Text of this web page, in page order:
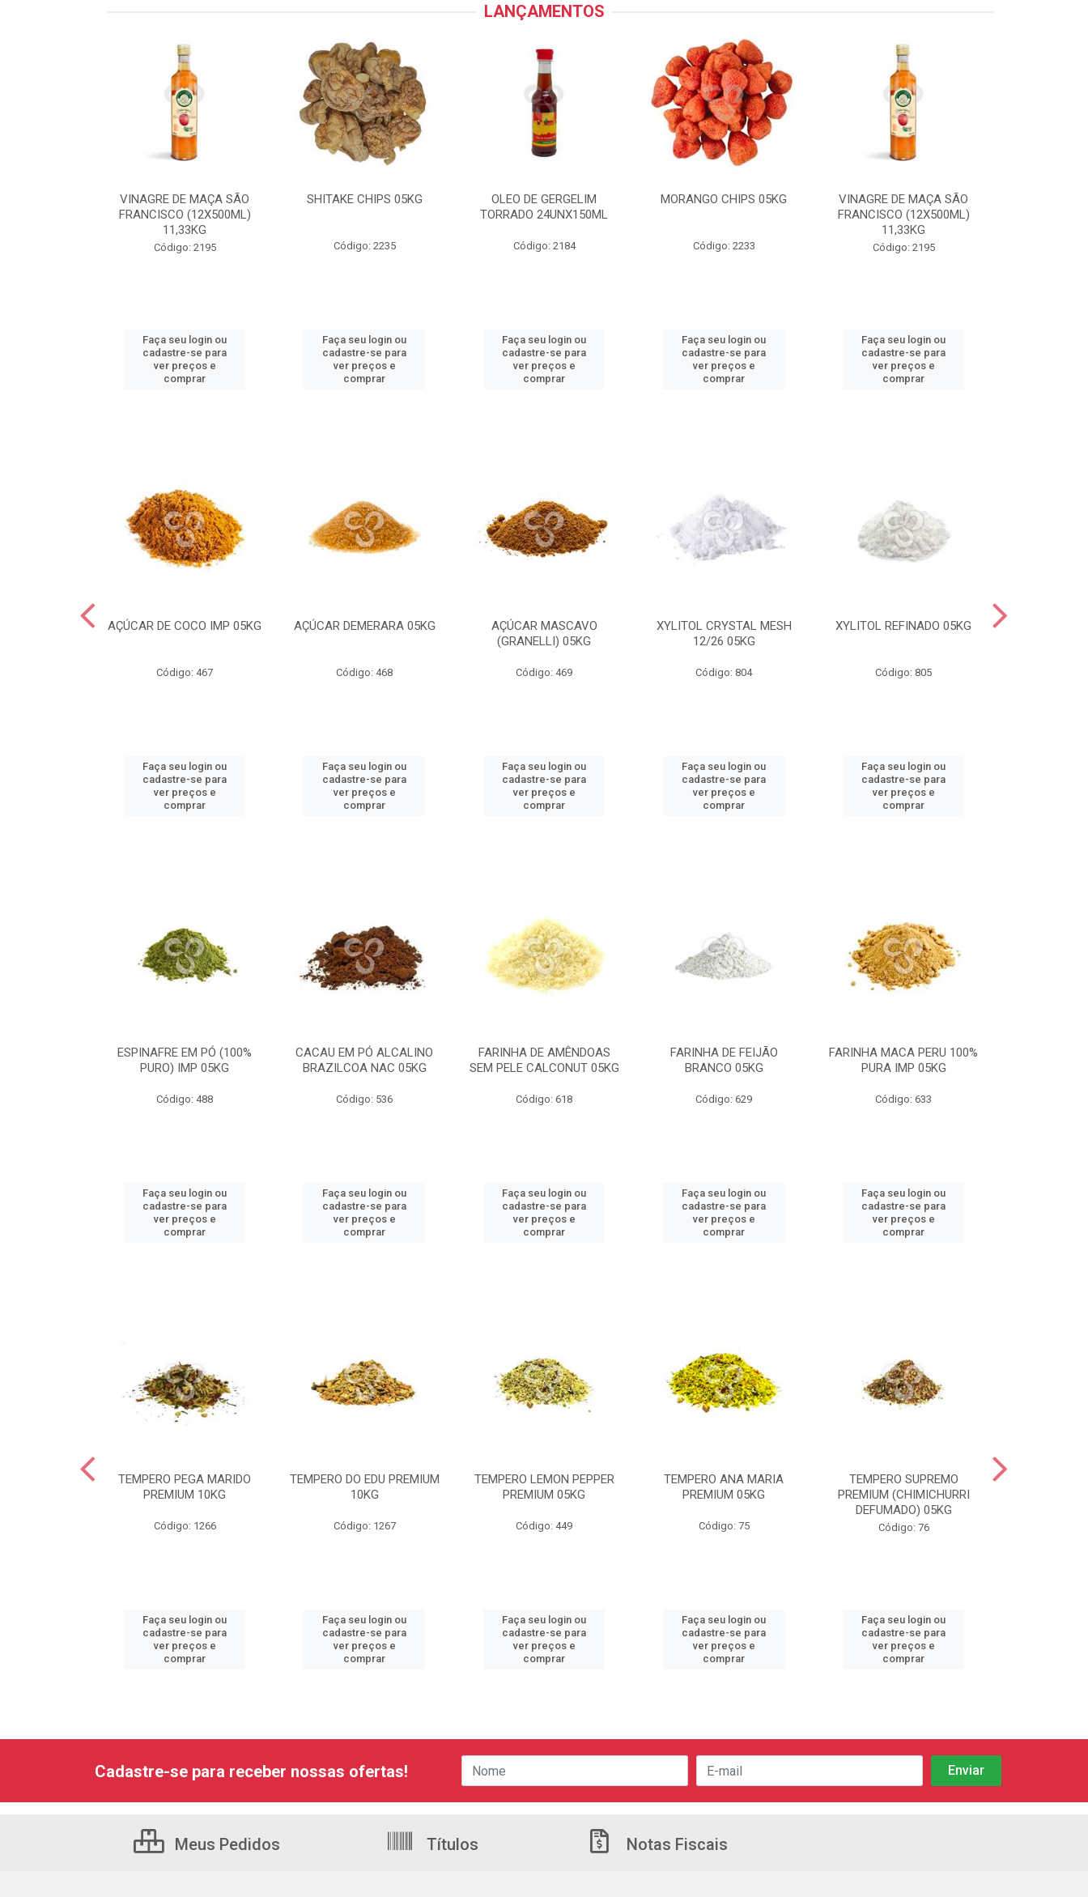
LANÇAMENTOS
VINAGRE DE MAÇA SÃO
FRANCISCO (12X500ML)
11,33KG
Código: 2195
Faça seu login ou
cadastre-se para
ver preços e
comprar
SHITAKE CHIPS 05KG
Código: 2235
Faça seu login ou
cadastre-se para
ver preços e
comprar
OLEO DE GERGELIM
TORRADO 24UNX150ML
Código: 2184
Faça seu login ou
cadastre-se para
ver preços e
comprar
MORANGO CHIPS 05KG
Código: 2233
Faça seu login ou
cadastre-se para
ver preços e
comprar
VINAGRE DE MAÇA SÃO
FRANCISCO (12X500ML)
11,33KG
Código: 2195
Faça seu login ou
cadastre-se para
ver preços e
comprar
AÇÚCAR DE COCO IMP 05KG
Código: 467
Faça seu login ou
cadastre-se para
ver preços e
comprar
AÇÚCAR DEMERARA 05KG
Código: 468
Faça seu login ou
cadastre-se para
ver preços e
comprar
AÇÚCAR MASCAVO
(GRANELLI) 05KG
Código: 469
Faça seu login ou
cadastre-se para
ver preços e
comprar
XYLITOL CRYSTAL MESH
12/26 05KG
Código: 804
Faça seu login ou
cadastre-se para
ver preços e
comprar
XYLITOL REFINADO 05KG
Código: 805
Faça seu login ou
cadastre-se para
ver preços e
comprar
ESPINAFRE EM PÓ (100%
PURO) IMP 05KG
Código: 488
Faça seu login ou
cadastre-se para
ver preços e
comprar
CACAU EM PÓ ALCALINO
BRAZILCOA NAC 05KG
Código: 536
Faça seu login ou
cadastre-se para
ver preços e
comprar
FARINHA DE AMÊNDOAS
SEM PELE CALCONUT 05KG
Código: 618
Faça seu login ou
cadastre-se para
ver preços e
comprar
FARINHA DE FEIJÃO
BRANCO 05KG
Código: 629
Faça seu login ou
cadastre-se para
ver preços e
comprar
FARINHA MACA PERU 100%
PURA IMP 05KG
Código: 633
Faça seu login ou
cadastre-se para
ver preços e
comprar
TEMPERO PEGA MARIDO
PREMIUM 10KG
Código: 1266
Faça seu login ou
cadastre-se para
ver preços e
comprar
TEMPERO DO EDU PREMIUM
10KG
Código: 1267
Faça seu login ou
cadastre-se para
ver preços e
comprar
TEMPERO LEMON PEPPER
PREMIUM 05KG
Código: 449
Faça seu login ou
cadastre-se para
ver preços e
comprar
TEMPERO ANA MARIA
PREMIUM 05KG
Código: 75
Faça seu login ou
cadastre-se para
ver preços e
comprar
TEMPERO SUPREMO
PREMIUM (CHIMICHURRI
DEFUMADO) 05KG
Código: 76
Faça seu login ou
cadastre-se para
ver preços e
comprar
Cadastre-se para receber nossas ofertas!
Meus Pedidos Títulos Notas Fiscais